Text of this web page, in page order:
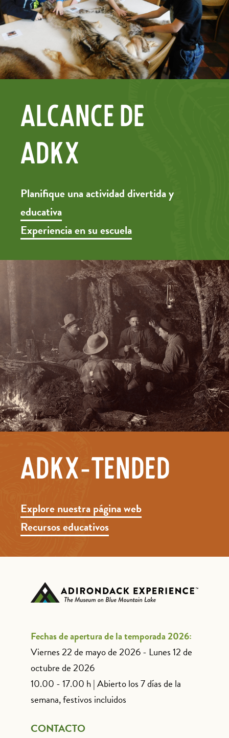
Alcance de
ADKX
Planifique una actividad divertida y
educativa
Experiencia en su escuela
ADKX-TENDED
Explore nuestra página web
Recursos educativos
Fechas de apertura de la temporada 2026:
Viernes 22 de mayo de 2026 - Lunes 12 de
octubre de 2026
10.00 - 17.00 h | Abierto los 7 días de la
semana, festivos incluidos
CONTACTO